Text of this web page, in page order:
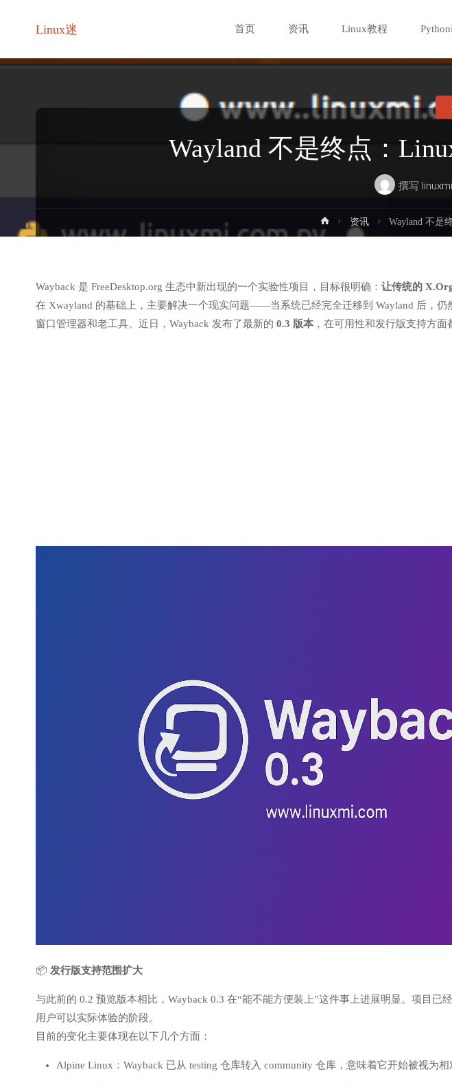
Linux迷
容
首页 资讯 Linux教程
Wayland 不是终点：
撰写 linuxmi
首
页
资讯 Wayland 不是
Wayback 是 FreeDesktop.org 生态中新出现的一个实验性项目，目标很明确： 让传统的
在 Xwayland 的基础上，主要解决一个现实问题——当系统已经完全迁移到 Wayland 后，仍
窗口管理器和老工具。近日，Wayback 发布了最新的 0.3 版本 ，在可用性和发行版支持方面
📦 发行版支持范围扩大
与此前的 0.2 预览版本相比，Wayback 0.3 在“能不能方便装上”这件事上进展明显。项目已
用户可以实际体验的阶段。
目前的变化主要体现在以下几个方面：
Alpine Linux：Wayback 已从 testing 仓库转入 community 仓库，意味着它开始被视为